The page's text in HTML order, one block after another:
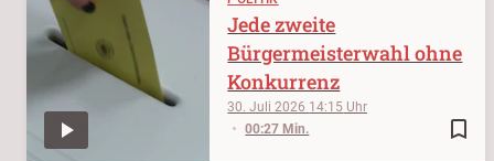
bookmark_border
30. Juli 2026 14:15
00:27 Min.
Jede zweite
Bürgermeisterwahl ohne
Konkurrenz